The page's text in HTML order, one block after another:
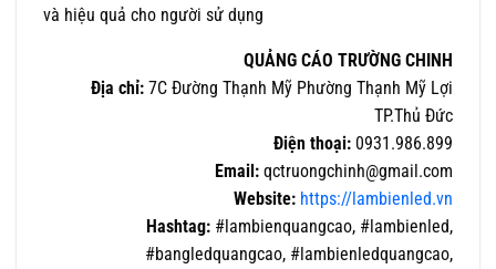
và hiệu quả cho người sử dụng
QUẢNG CÁO TRƯỜNG CHINH
Địa chỉ: 7C Đường Thạnh Mỹ Phường Thạnh Mỹ Lợi
TP.Thủ Đức
Điện thoại: 0931.986.899
Email: qctruongchinh@gmail.com
Website: https://lambienled.vn
Hashtag: #lambienquangcao, #lambienled,
#bangledquangcao, #lambienledquangcao,